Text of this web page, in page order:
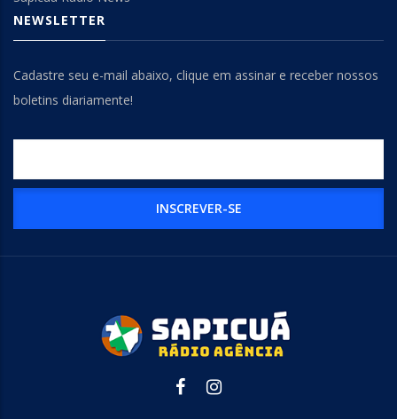
NEWSLETTER
Cadastre seu e-mail abaixo, clique em assinar e receber nossos
boletins diariamente!